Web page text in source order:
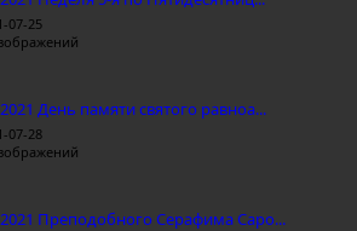
07-25
День памяти святого равноа...
07-28
Преподобного Серафима Саро...